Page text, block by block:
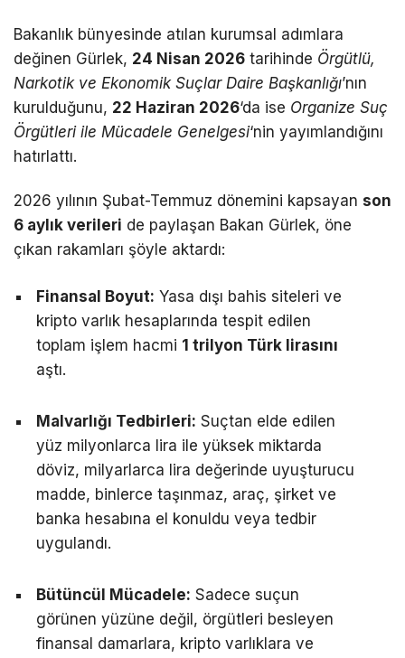
Bakanlık bünyesinde atılan kurumsal adımlara
değinen Gürlek, 24 Nisan 2026 tarihinde Örgütlü,
Narkotik ve Ekonomik Suçlar Daire Başkanlığı’nın
kurulduğunu, 22 Haziran 2026‘da ise Organize Suç
Örgütleri ile Mücadele Genelgesi‘nin yayımlandığını
hatırlattı.
2026 yılının Şubat-Temmuz dönemini kapsayan son
6 aylık verileri de paylaşan Bakan Gürlek, öne
çıkan rakamları şöyle aktardı:
Finansal Boyut: Yasa dışı bahis siteleri ve
kripto varlık hesaplarında tespit edilen
toplam işlem hacmi 1 trilyon Türk lirasını
aştı.
Malvarlığı Tedbirleri: Suçtan elde edilen
yüz milyonlarca lira ile yüksek miktarda
döviz, milyarlarca lira değerinde uyuşturucu
madde, binlerce taşınmaz, araç, şirket ve
banka hesabına el konuldu veya tedbir
uygulandı.
Bütüncül Mücadele: Sadece suçun
görünen yüzüne değil, örgütleri besleyen
finansal damarlara, kripto varlıklara ve